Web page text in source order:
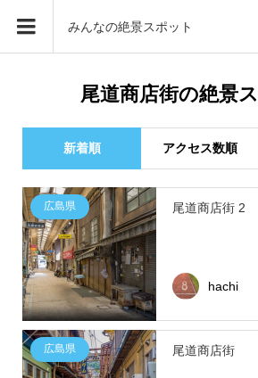
みんなの絶景スポット
尾道商店街の絶景
新着順 アクセス数順
広島県 尾道商店街 2
hachi
広島県 尾道商店街